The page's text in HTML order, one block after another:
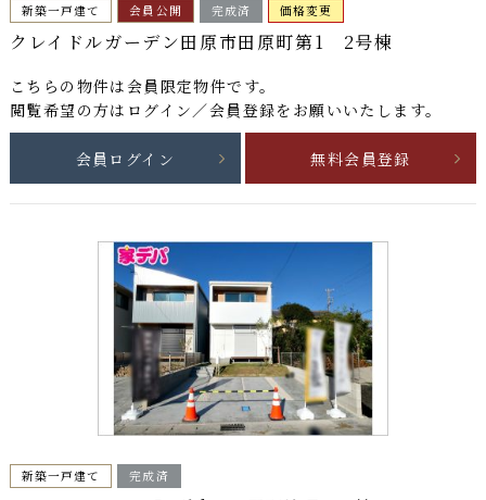
新築一戸建て 会員公開 完成済 価格変更
クレイドルガーデン田原市田原町第1 2号棟
こちらの物件は 会員限定物件です。
閲覧希望の方はログイン／会員登録をお願いいたします。
会員ログイン 無料会員登録
新築一戸建て 完成済